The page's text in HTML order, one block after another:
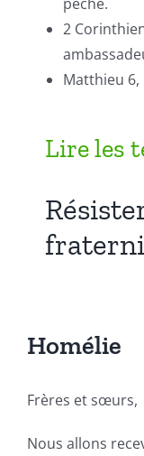
2
Matthieu 6,
Lire les
Homélie
Frères et sœurs,
Nous allons